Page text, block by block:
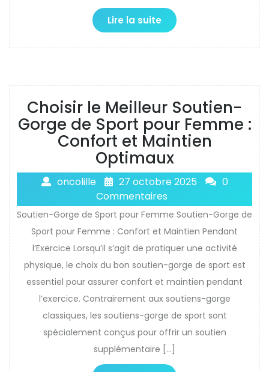
Lire la suite
Choisir le Meilleur Soutien-
Gorge de Sport pour Femme :
Confort et Maintien
Optimaux
oncolille 27 octobre 2025
0
Commentaires
Soutien-Gorge de Sport pour Femme Soutien-Gorge de
Sport pour Femme : Confort et Maintien Pendant
l’Exercice Lorsqu’il s’agit de pratiquer une activité
physique, le choix du bon soutien-gorge de sport est
essentiel pour assurer confort et maintien pendant
l’exercice. Contrairement aux soutiens-gorge
classiques, les soutiens-gorge de sport sont
spécialement conçus pour offrir un soutien
supplémentaire […]